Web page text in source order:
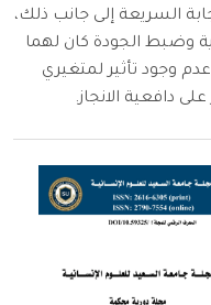
السريعة إلى جانب ذلك،
وضبط الجودة كان لهما
عدم وجود تأثير لمتغيري
دافعية الانجاز.